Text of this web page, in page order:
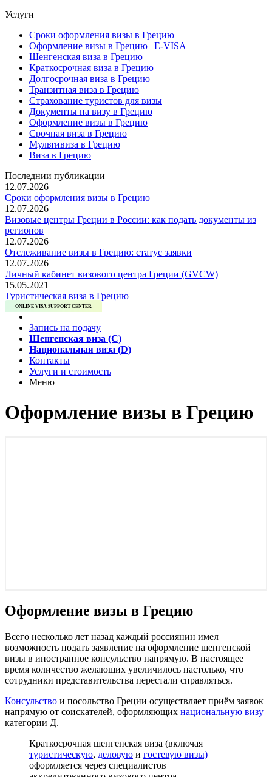
Услуги
Сроки оформления визы в Грецию
Оформление визы в Грецию | E-VISA
Шенгенская виза в Грецию
Краткосрочная виза в Грецию
Долгосрочная виза в Грецию
Транзитная виза в Грецию
Страхование туристов для визы
Документы на визу в Грецию
Оформление визы в Грецию
Срочная виза в Грецию
Мультивиза в Грецию
Виза в Грецию
Последнии публикации
12.07.2026
Сроки оформления визы в Грецию
12.07.2026
Визовые центры Греции в России: как подать документы из
регионов
12.07.2026
Отслеживание визы в Грецию: статус заявки
12.07.2026
Личный кабинет визового центра Греции (GVCW)
15.05.2021
Туристическая виза в Грецию
ONLINE VISA SUPPORT CENTER
Запись на подачу
Шенгенская виза (C)
Национальная виза (D)
Контакты
Услуги и стоимость
Меню
Оформление визы в Грецию
Оформление визы в Грецию
Всего несколько лет назад каждый россиянин имел
возможность подать заявление на оформление шенгенской
визы в иностранное консульство напрямую. В настоящее
время количество желающих увеличилось настолько, что
сотрудники представительства перестали справляться.
Консульство и посольство Греции осуществляет приём заявок
напрямую от соискателей, оформляющих национальную визу
категории Д.
Краткосрочная шенгенская виза (включая
туристическую, деловую и гостевую визы)
оформляется через специалистов